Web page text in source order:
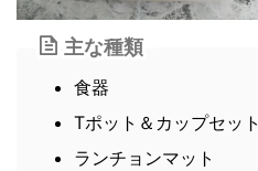
主な種類
食器
Tポット＆カップセット
ランチョンマット